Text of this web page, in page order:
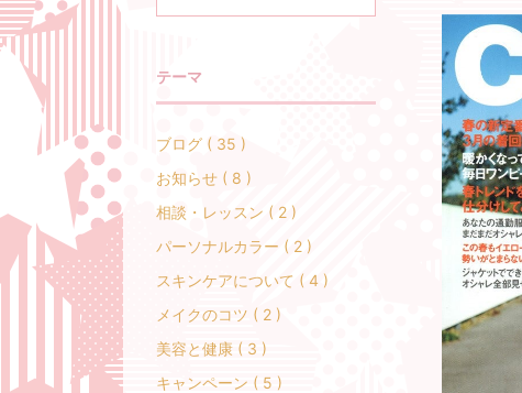
テーマ
ブログ ( 35 )
お知らせ ( 8 )
相談・レッスン ( 2 )
パーソナルカラー ( 2 )
スキンケアについて ( 4 )
メイクのコツ ( 2 )
美容と健康 ( 3 )
キャンペーン ( 5 )